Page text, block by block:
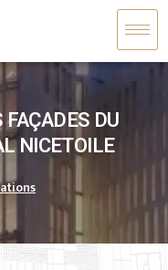
DU
NICETOILE